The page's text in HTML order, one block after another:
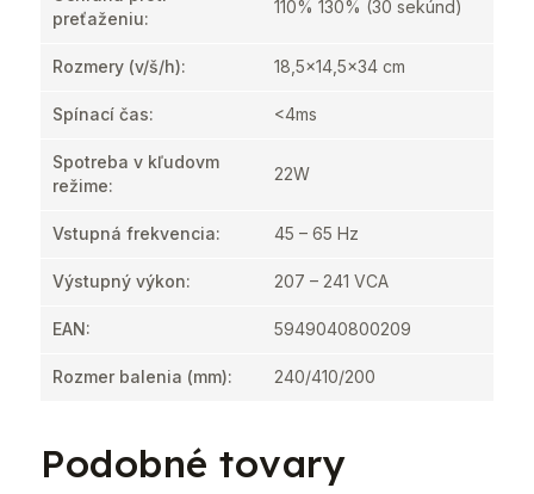
preťaženiu:
110% 130% (30 sekúnd)
Rozmery (v/š/h): 18,5x14,5x34 cm
Spínací čas: <4ms
Spotreba v kľudovm
režime:
22W
Vstupná frekvencia: 45 – 65 Hz
Výstupný výkon: 207 – 241 VCA
EAN: 5949040800209
Rozmer balenia (mm): 240/410/200
Podobné tovary